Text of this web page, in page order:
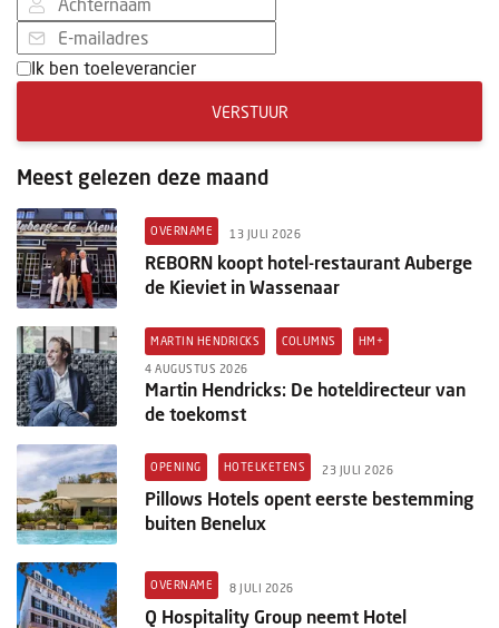
Ik ben toeleverancier
VERSTUUR
Meest gelezen deze maand
OVERNAME 13 JULI 2026
REBORN koopt hotel-restaurant Auberge
de Kieviet in Wassenaar
MARTIN HENDRICKS COLUMNS HM+
4 AUGUSTUS 2026
Martin Hendricks: De hoteldirecteur van
de toekomst
OPENING HOTELKETENS 23 JULI 2026
Pillows Hotels opent eerste bestemming
buiten Benelux
OVERNAME 8 JULI 2026
Q Hospitality Group neemt Hotel